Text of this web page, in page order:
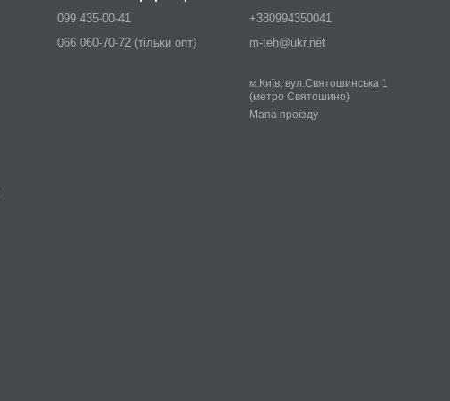
099 435-00-41
066 060-70-72 (тільки опт)
+380994350041
m-teh@ukr.net
м.Київ, вул.Святошинська 1
(метро Святошино)
Мапа проїзду